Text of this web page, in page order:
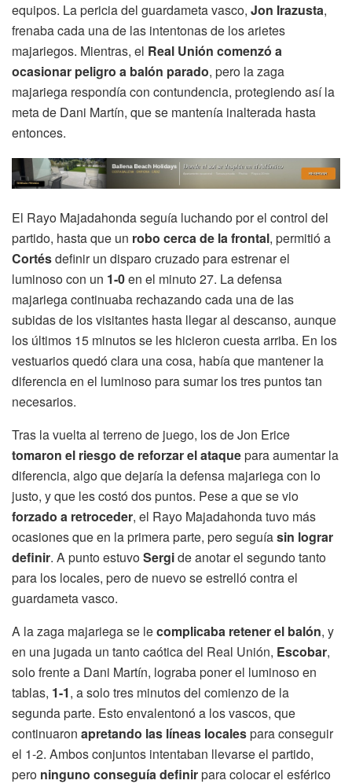
equipos. La pericia del guardameta vasco, Jon Irazusta,
frenaba cada una de las intentonas de los arietes
majariegos. Mientras, el Real Unión comenzó a
ocasionar peligro a balón parado, pero la zaga
majariega respondía con contundencia, protegiendo así la
meta de Dani Martín, que se mantenía inalterada hasta
entonces.
El Rayo Majadahonda seguía luchando por el control del
partido, hasta que un robo cerca de la frontal, permitió a
Cortésdefinir un disparo cruzado para estrenar el
luminoso con un 1-0en el minuto 27. La defensa
majariega continuaba rechazando cada una de las
subidas de los visitantes hasta llegar al descanso, aunque
los últimos 15 minutos se les hicieron cuesta arriba. En los
vestuarios quedó clara una cosa, había que mantener la
diferencia en el luminoso para sumar los tres puntos tan
necesarios.
Tras la vuelta al terreno de juego, los de Jon Erice
tomaron el riesgo de reforzar el ataquepara aumentar la
diferencia, algo que dejaría la defensa majariega con lo
justo, y que les costó dos puntos. Pese a que se vio
forzado a retroceder, el Rayo Majadahonda tuvo más
ocasiones que en la primera parte, pero seguíasin lograr
definir. A punto estuvoSergide anotar el segundo tanto
para los locales, pero de nuevo se estrelló contra el
guardameta vasco.
A la zaga majariega se lecomplicaba retener el balón, y
en una jugada un tanto caótica del Real Unión, Escobar,
solo frente a Dani Martín, lograba poner el luminoso en
tablas, 1-1, a solo tres minutos del comienzo de la
segunda parte. Esto envalentonó a los vascos, que
continuaron apretando las líneas localespara conseguir
el 1-2. Ambos conjuntos intentaban llevarse el partido,
pero ninguno conseguía definirpara colocar el esférico